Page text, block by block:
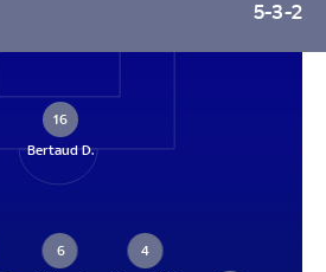
5-3-2
16
Bertaud D.
6
4